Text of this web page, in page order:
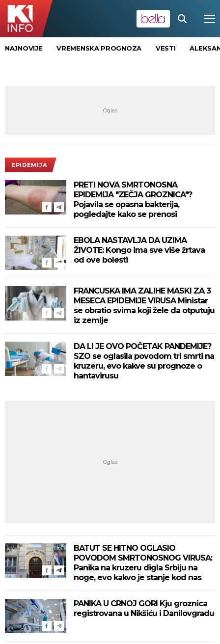
NAJNOVIJE VREMENSKA PROGNOZA VESTI
EPIDEMIJA
PRETI NOVA SMRTONOSNA
EPIDEMIJA "ZEČJA GROZNICA"?
Pojavila se opasna bakterija,
pogledajte kako se prenosi
EBOLA NASTAVLJA DA UZIMA
ŽIVOTE: Kongo ima sve više žrtava
od ove bolesti
FRANCUSKA IMA ZALIHE MASKI ZA 3
MESECA EPIDEMIJE VIRUSA Ministar
se obratio svima koji žele da otputuju
iz zemlje
DA LI JE OVO POČETAK PANDEMIJE?
SZO se oglasila povodom tri smrti na
kruzeru, evo kakve su prognoze o
hantavirusu
BATUT SE HITNO OGLASIO
POVODOM SMRTONOSNOG VIRUSA:
Panika na kruzeru digla Srbiju na
noge, evo kakvo je stanje kod nas
PANIKA U CRNOJ GORI Kju groznica
registrovana u Nikšiću i Danilovgradu